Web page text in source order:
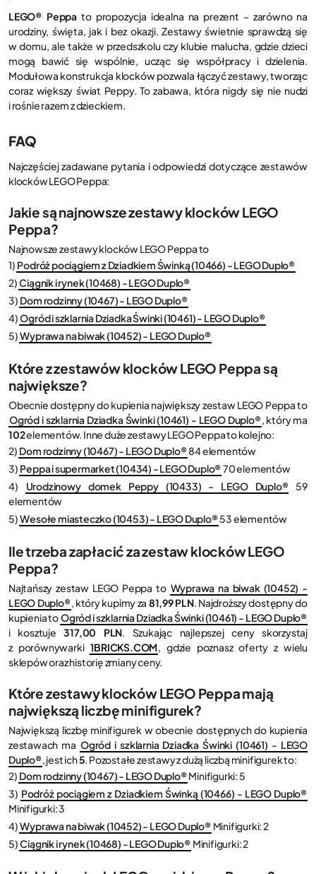
LEGO® Peppa to propozycja idealna na prezent – zarówno na
urodziny, święta, jak i bez okazji. Zestawy świetnie sprawdzą się
w domu, ale także w przedszkolu czy klubie malucha, gdzie dzieci
mogą bawić się wspólnie, ucząc się współpracy i dzielenia.
Modułowa konstrukcja klocków pozwala łączyć zestawy, tworząc
coraz większy świat Peppy. To zabawa, która nigdy się nie nudzi
i rośnie razem z dzieckiem.
FAQ
Najczęściej zadawane pytania i odpowiedzi dotyczące zestawów
klocków LEGO Peppa:
Jakie są najnowsze zestawy klocków LEGO
Peppa?
Najnowsze zestawy klocków LEGO Peppa to
1) Podróż pociągiem z Dziadkiem Świnką (10466) - LEGO Duplo®
2)Ciągnik i rynek (10468) - LEGO Duplo®
3) Dom rodzinny (10467) - LEGO Duplo®
4)Ogród i szklarnia Dziadka Świnki (10461) - LEGO Duplo®
5)Wyprawa na biwak (10452) - LEGO Duplo®
Które z zestawów klocków LEGO Peppa są
największe?
Obecnie dostępny do kupienia największy zestaw LEGO Peppa to
Ogród i szklarnia Dziadka Świnki (10461) - LEGO Duplo®, który ma
102elementów. Inne duże zestawy LEGO Peppa to kolejno:
2) Dom rodzinny (10467) - LEGO Duplo®84 elementów
3) Peppa i supermarket (10434) - LEGO Duplo®70 elementów
4)
Urodzinowy domek Peppy (10433) - LEGO Duplo® 59
elementów
5)Wesołe miasteczko (10453) - LEGO Duplo®53 elementów
Ile trzeba zapłacić za zestaw klocków LEGO
Peppa?
Najtańszy zestaw LEGO Peppa to Wyprawa na biwak (10452) -
LEGO Duplo®, który kupimy za 81,99 PLN. Najdroższy dostępny do
kupienia toOgród i szklarnia Dziadka Świnki (10461) - LEGO Duplo®
i kosztuje317,00 PLN. Szukając najlepszej ceny skorzystaj
z porównywarki 1BRICKS.COM, gdzie poznasz oferty z wielu
sklepów oraz historię zmiany ceny.
Które zestawy klocków LEGO Peppa mają
największą liczbę minifigurek?
Największą liczbę minifigurek w obecnie dostępnych do kupienia
zestawach ma Ogród i szklarnia Dziadka Świnki (10461) - LEGO
Duplo®, jest ich5. Pozostałe zestawy z dużą liczbą minifigurek to:
2) Dom rodzinny (10467) - LEGO Duplo®Minifigurki: 5
3) Podróż pociągiem z Dziadkiem Świnką (10466) - LEGO Duplo®
Minifigurki: 3
4)Wyprawa na biwak (10452) - LEGO Duplo® Minifigurki: 2
5)Ciągnik i rynek (10468) - LEGO Duplo® Minifigurki: 2